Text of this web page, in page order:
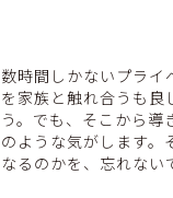
時間しかないプライ
を家族と触れ合うも
。でも、そこから導
ような気がします。
るのかを、忘れない